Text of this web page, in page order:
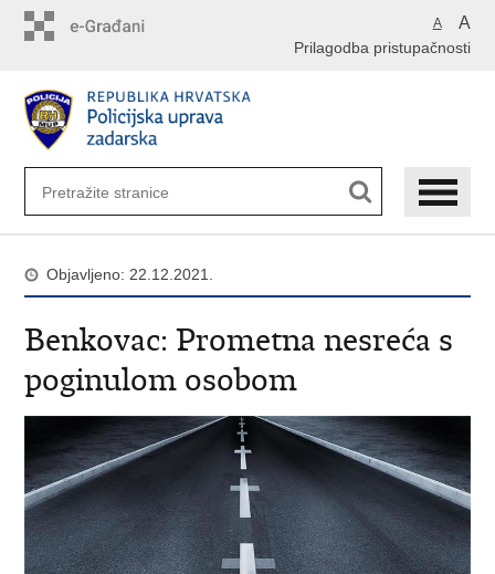
A A
Prilagodba pristupačnosti
Objavljeno: 22.12.2021.
Benkovac: Prometna nesreća s
poginulom osobom